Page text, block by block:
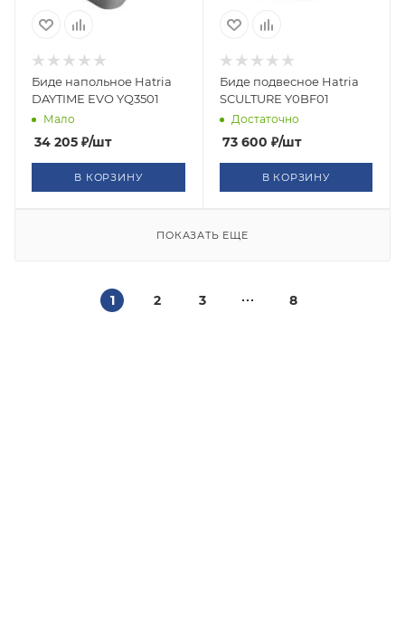
Биде напольное Hatria
DAYTIME EVO YQ3501
Мало
34 205 ₽/шт
В КОРЗИНУ
Биде подвесное Hatria
SCULTURE Y0BF01
Достаточно
73 600 ₽/шт
В КОРЗИНУ
ПОКАЗАТЬ ЕЩЕ
1 2 3 8